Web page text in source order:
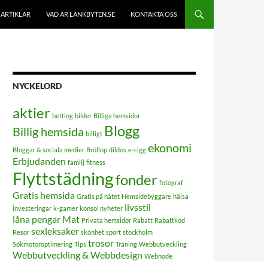
ARTIKLAR VAD ÄR LÄNKBYTEN.SE KONTAKTA OSS
NYCKELORD
aktier betting bilder Billiga hemsidor
Billig hemsida billigt Blogg
Bloggar & sociala medier Bröllop dildos e-cigg ekonomi
Erbjudanden familj fitness
Flyttstädningfonder fotograf
Gratis hemsida Gratis på nätet Hemsidebyggare hälsa
investeringar k-gamer konsol nyheter livsstil
låna pengar Mat Privata hemsidor Rabatt Rabattkod
Resor sexleksaker skönhet sport stockholm
Sökmotoroptimering Tips trosor Träning Webbutveckling
Webbutveckling & Webbdesign Webnode